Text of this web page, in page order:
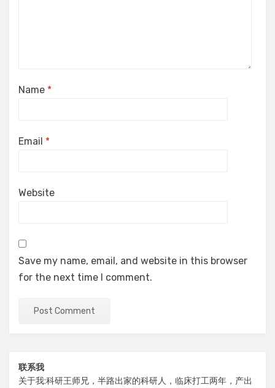
Name *
Email *
Website
Save my name, email, and website in this browser
for the next time I comment.
联系我
关于我:科研王师兄，半路出家的科研人，临床打工两年，产出